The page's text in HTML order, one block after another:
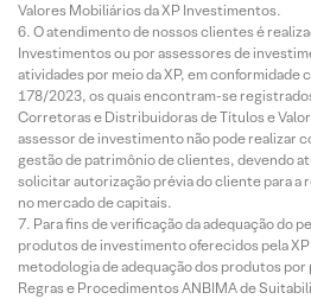
Valores Mobiliários da XP Investimentos.
O atendimento de nossos clientes é
Investimentos ou por assessores de
atividades por meio da XP, em conformidade
178/2023, os quais encontram-se
Corretoras e Distribuidoras de Títulos e
assessor de investimento não pode realizar
gestão de patrimônio de clientes, devendo
solicitar autorização prévia do cliente para a
no mercado de capitais.
Para fins de verificação da adequação do
produtos de investimento oferecidos pela
metodologia de adequação dos produtos
Regras e Procedimentos ANBIMA de